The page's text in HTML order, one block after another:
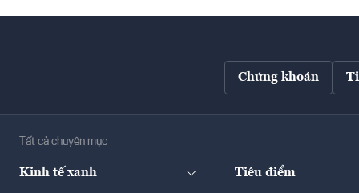
Chứng khoán
Tất cả chuyên mục
Kinh tế xanh Tiêu điểm